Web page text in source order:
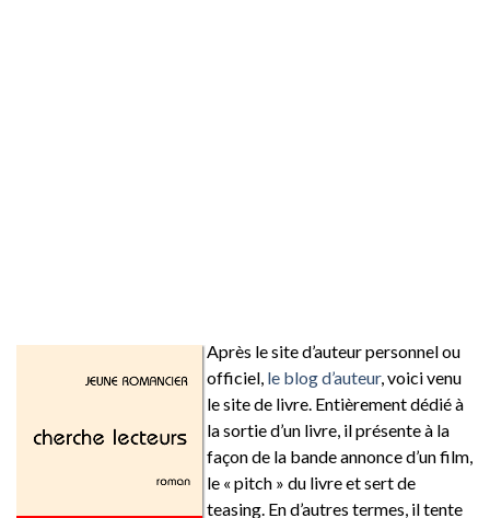
Après le site d’auteur personnel ou
officiel, le blog d’auteur, voici venu
le site de livre. Entièrement dédié à
la sortie d’un livre, il présente à la
façon de la bande annonce d’un film,
le « pitch » du livre et sert de
teasing. En d’autres termes, il tente